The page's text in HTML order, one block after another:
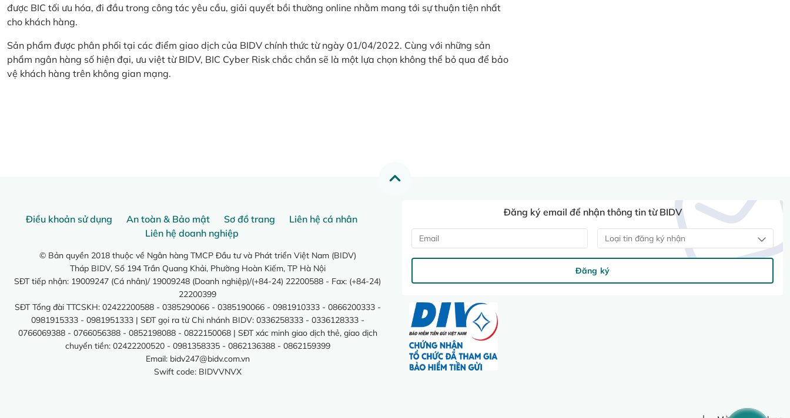
được BIC tối ưu hóa, đi đầu trong công tác yêu cầu, giải quyết bồi thường online nhằm mang tới sự thuận tiện nhất
cho khách hàng.
Sản phẩm được phân phối tại các điểm giao dịch của BIDV chính thức từ ngày 01/04/2022. Cùng với những sản
phẩm ngân hàng số hiện đại, ưu việt từ BIDV, BIC Cyber Risk chắc chắn sẽ là một lựa chọn không thể bỏ qua để bảo
vệ khách hàng trên không gian mạng.
Điều khoản sử dụng An toàn & Bảo mật Sơ đồ trang
Liên hệ cá nhân
Liên hệ doanh nghiệp
© Bản quyền 2018 thuộc về Ngân hàng TMCP Đầu tư và Phát triển Việt Nam (BIDV)
Tháp BIDV, Số 194 Trần Quang Khải, Phường Hoàn Kiếm, TP Hà Nội
SĐT tiếp nhận: 19009247 (Cá nhân)/ 19009248 (Doanh nghiệp)/(+84-24) 22200588 - Fax: (+84-24)
22200399
SĐT Tổng đài TTCSKH: 02422200588 - 0385290066 - 0385190066 - 0981910333 - 0866200333 -
0981915333 - 0981951333 | SĐT gọi ra từ Chi nhánh BIDV: 0336258333 - 0336128333 -
0766069388 - 0766056388 - 0852198088 - 0822150068 | SĐT xác minh giao dịch thẻ, giao dịch
chuyển tiền: 02422200520 - 0981358335 - 0862136388 - 0862159399
Email: bidv247@bidv.com.vn
Swift code: BIDVVNVX
Đăng ký email để nhận thông tin từ BIDV
Loại tin đăng ký nhận
Đăng ký